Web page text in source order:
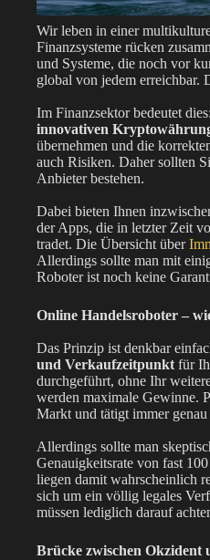
Wir leben in einer
Finanzsysteme rücken
und Systeme, die noch vor
global von jedem erreichbar.
Im Finanzsektor bedeutet
innovativen
übernehmen und die
auch Risiken. Daher sollten
Anbieter bestehen.
Dabei bieten Ihnen
der Apps, die in letzter Zeit
tradet. Die Übersicht über
Allerdings sollte man mit
Roboter ist noch keine
Online Handelsroboter –
Das Prinzip ist denkbar
und Verkaufzeitpunkt für
durchgeführt, ohne Ihr
werden maximale Gewinne.
Markt und tätigt immer
Allerdings sollte man
Genauigkeitsrate von fast
liegen damit wahrscheinlich
sich um ein völlig legales
müssen lediglich darauf
Brücke zwischen Okzident